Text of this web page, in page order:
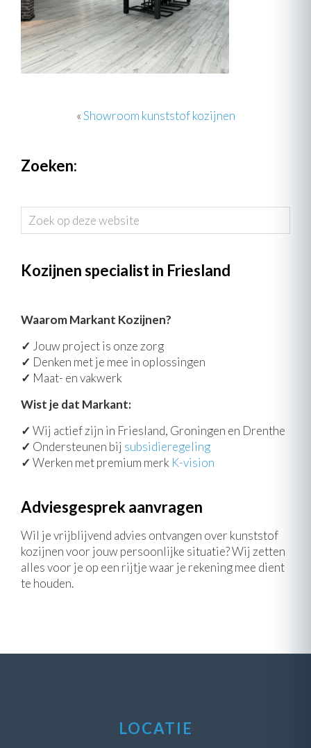
«Showroom kunststof kozijnen
Zoeken:
Zoek
op
website
Kozijnen specialist in Friesland
Waarom Markant Kozijnen?
✓ Jouw project is onze zorg
✓ Denken met je mee in oplossingen
✓ Maat- en vakwerk
Wist je dat Markant:
✓ Wij actief zijn in Friesland, Groningen en Drenthe
✓ Ondersteunen bij subsidieregeling
✓ Werken met premium merk K-vision
Adviesgesprek aanvragen
Wil je vrijblijvend advies ontvangen over kunststof
kozijnen voor jouw persoonlijke situatie? Wij zetten
alles voor je op een rijtje waar je rekening mee dient
te houden.
LOCATIE